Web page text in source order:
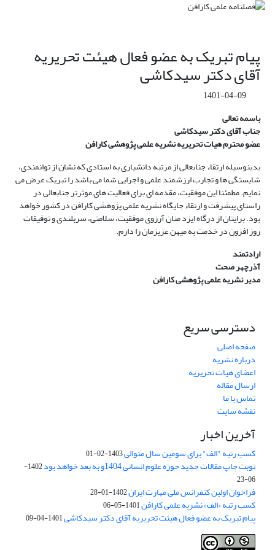
پیام تبریک به عضو فعال هیئت تحریریه
آقای دکتر سیدکاشی
1401-04-09
باسمه تعالی
جناب آقای دکتر سیدکاشی
عضو محترم هیات تحریریه نشریه علمی پژوهشی کارافن
بدینوسیله ارتقاء جنابعالی از مرتبه دانشیاری به استادی که نشان از توانمندی،
شایستگی ها و تجارب ارزشمند علمی و اجرایی شما می باشد را تبریک عرض می
نمایم. مطمئنا این موفقیت، مقدمه ای برای فعالیت های موثرتر جنابعالی در
راستای پیشرفت و ارتقاء جایگاه نشریه علمی پژوهشی کارافن در کشور خواهد
بود. برایتان از درگاه ایزد منان آرزوی موفقیت، سلامتی، سربلندی و توفیقات
روز افزون در خدمت به میهن عزیزمان را دارم.
ارادتمند
آذرچهر صحت
مدیر نشریه علمی پژوهشی کارافن
دسترسی سریع
صفحه اصلی
درباره نشریه
اعضای هیات تحریریه
ارسال مقاله
تماس با ما
نقشه سایت
آخرین اخبار
کسب رتبه "الف" برای سومین سال متوالی1403-02-01
نوبت چاپ مقالات جدید حوزه علوم انسانی 1404و به بعد خواهد بود
1402-
06-23
فراخوان اولین کنفرانس ملی مهارت ایران1402-01-28
کسب رتبه «الف» نشریه علمی کارافن1401-05-06
پیام تبریک به عضو فعال هیئت تحریریه آقای دکتر سیدکاشی1401-04-09